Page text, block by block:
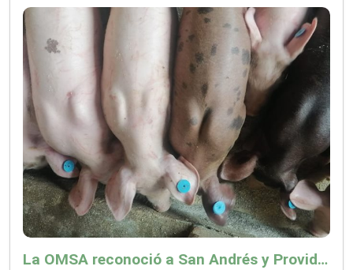
La OMSA reconoció a San Andrés y Providencia como zona libre de Peste Porcina Clásica (PPC)